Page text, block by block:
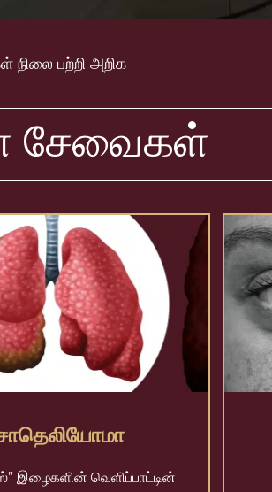
நிலை பற்றி அறிக
சேவைகள்
இழைகளின் வெளிப்பாட்டின்